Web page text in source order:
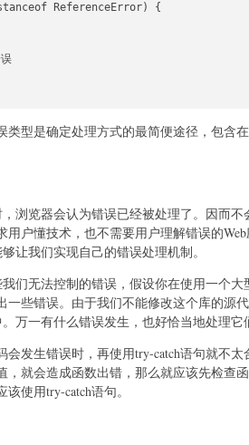
ReferenceError) {
型是确定处理方式的最简便途径，包含在
浏览器会认为错误已经被处理了。因而
用户懂技术，也不需要用户理解错误的
让我们实现自己的错误处理机制。
们无法控制的错误，假设你在使用一个大
一些错误。由于我们不能修改这个库的源
万一有什么错误发生，也好恰当地处理它
会发生错误时，再使用try-catch语句就不
，就会造成函数出错，那么就应该先检查
使用try-catch语句。